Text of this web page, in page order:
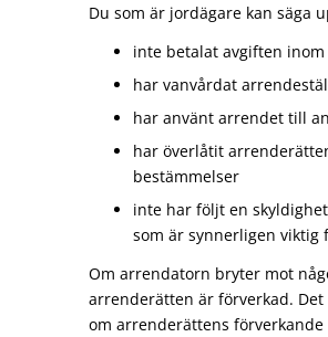
Du som är jordägare kan säga
inte betalat avgiften
har vanvårdat
har använt arrendet till
har överlåtit
bestämmelser
inte har följt en
som är synnerligen viktig
Om arrendatorn bryter mot
arrenderätten är förverkad.
om arrenderättens